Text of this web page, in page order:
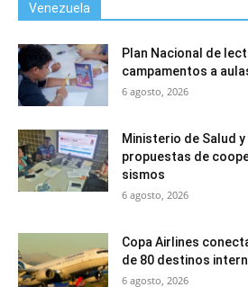
Venezuela
Plan Nacional de
campamentos a
6 agosto, 2026
Ministerio de Salud y
propuestas de
sismos
6 agosto, 2026
Copa Airlines
de 80 destinos
6 agosto, 2026